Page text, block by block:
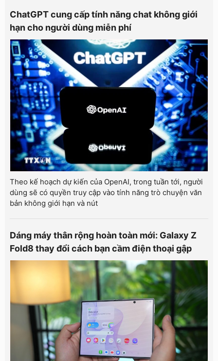
ChatGPT cung cấp tính năng chat không giới
hạn cho người dùng miễn phí
Theo kế hoạch dự kiến của OpenAI, trong tuần tới, người
dùng sẽ có quyền truy cập vào tính năng trò chuyện văn
bản không giới hạn và nút
Dáng máy thân rộng hoàn toàn mới: Galaxy Z
Fold8 thay đổi cách bạn cầm điện thoại gập